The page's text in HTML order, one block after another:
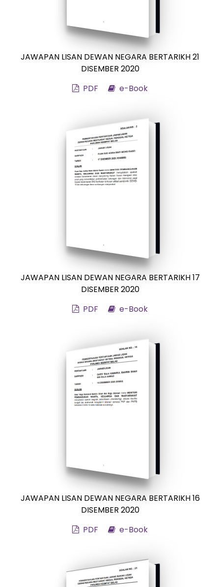
JAWAPAN LISAN DEWAN NEGARA BERTARIKH 21
DISEMBER 2020
PDF
e-Book
JAWAPAN LISAN DEWAN NEGARA BERTARIKH 17
DISEMBER 2020
PDF
e-Book
JAWAPAN LISAN DEWAN NEGARA BERTARIKH 16
DISEMBER 2020
PDF
e-Book